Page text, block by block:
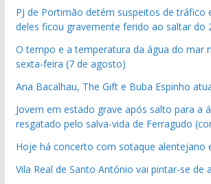
PJ de Portimão detém suspeitos de tráfico
deles ficou gravemente ferido ao saltar do
O tempo e a temperatura da água do mar
sexta-feira (7 de agosto)
Ana Bacalhau, The Gift e Buba Espinho
Jovem em estado grave após salto para a
resgatado pelo salva-vida de Ferragudo
Hoje há concerto com sotaque alentejano
Vila Real de Santo António vai pintar-se de